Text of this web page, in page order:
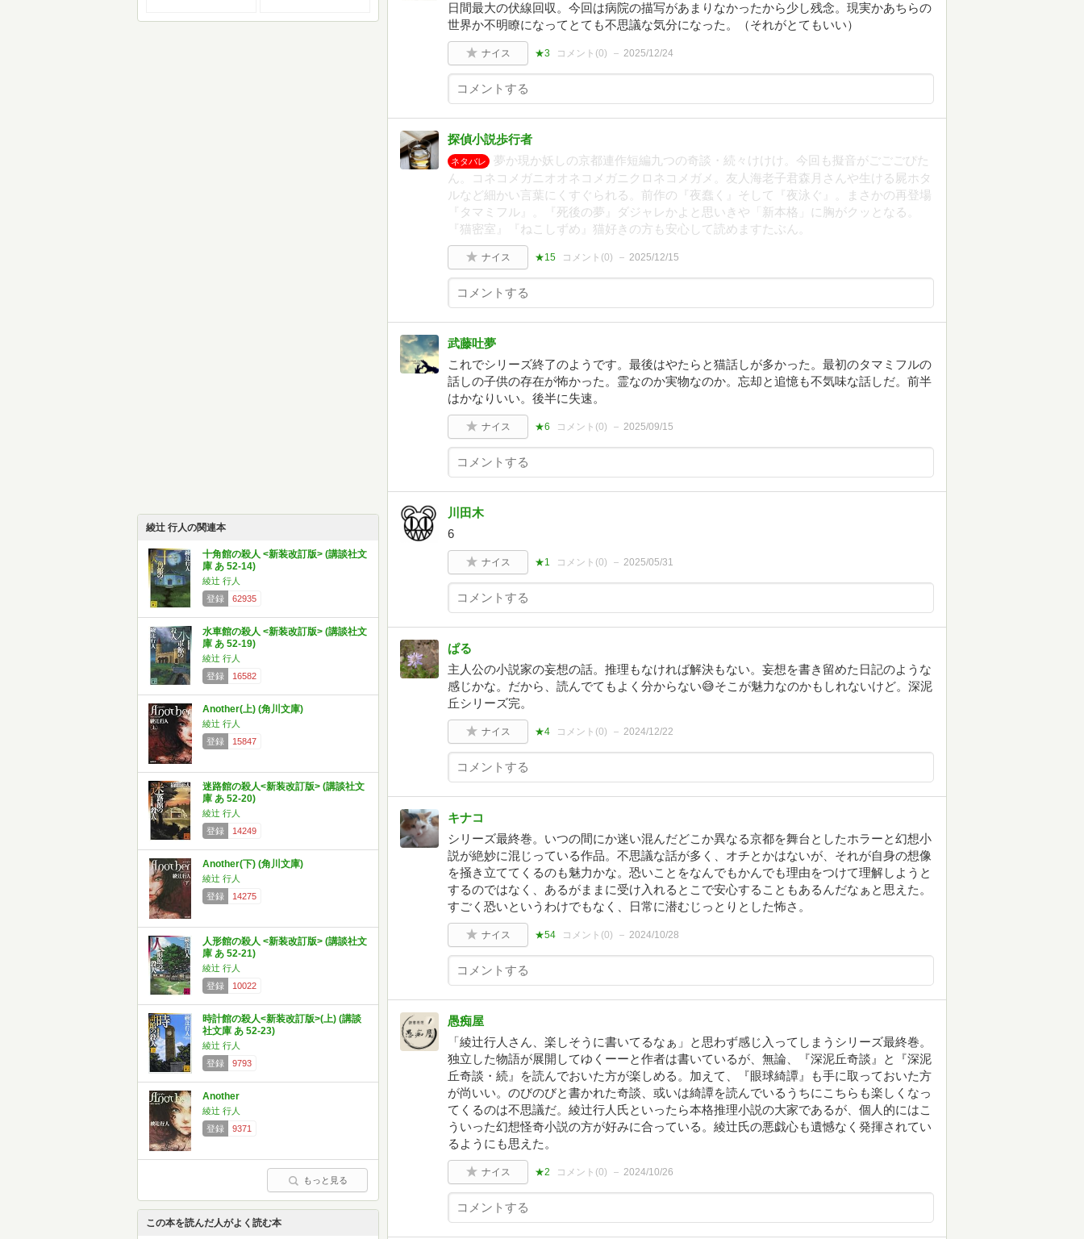
綾辻 行人の関連本
十角館の殺人 <新装改訂版> (講談社文
庫 あ 52-14)
綾辻 行人
登録
62935
水車館の殺人 <新装改訂版> (講談社文
庫 あ 52-19)
綾辻 行人
登録
16582
Another(上) (角川文庫)
綾辻 行人
登録
15847
迷路館の殺人<新装改訂版> (講談社文
庫 あ 52-20)
綾辻 行人
登録
14249
Another(下) (角川文庫)
綾辻 行人
登録
14275
人形館の殺人 <新装改訂版> (講談社文
庫 あ 52-21)
綾辻 行人
登録
10022
時計館の殺人<新装改訂版>(上) (講談
社文庫 あ 52-23)
綾辻 行人
登録
9793
Another
綾辻 行人
登録
9371
もっと見る
この本を読んだ人がよく読む本
日間最大の伏線回収。今回は病院の描写があまりなかったから少し残念。現実かあちらの
世界か不明瞭になってとても不思議な気分になった。（それがとてもいい）
ナイス ★3 コメント(0) 2025/12/24
探偵小説歩行者
ネタバレ
夢か現か妖しの京都連作短編九つの奇談・続々けけけ。今回も擬音がごごごぴた
ん。コネコメガニオオネコメガニクロネコメガメ。友人海老子君森月さんや生ける屍ホタ
ルなど細かい言葉にくすぐられる。前作の『夜蠢く』そして『夜泳ぐ』。まさかの再登場
『タマミフル』。『死後の夢』ダジャレかよと思いきや「新本格」に胸がクッとなる。
『猫密室』『ねこしずめ』猫好きの方も安心して読めますたぶん。
ナイス ★15 コメント(0) 2025/12/15
武藤吐夢
これでシリーズ終了のようです。最後はやたらと猫話しが多かった。最初のタマミフルの
話しの子供の存在が怖かった。霊なのか実物なのか。忘却と追憶も不気味な話しだ。前半
はかなりいい。後半に失速。
ナイス ★6 コメント(0) 2025/09/15
川田木
6
ナイス ★1 コメント(0) 2025/05/31
ぱる
主人公の小説家の妄想の話。推理もなければ解決もない。妄想を書き留めた日記のような
感じかな。だから、読んでてもよく分からない😅そこが魅力なのかもしれないけど。深泥
丘シリーズ完。
ナイス ★4 コメント(0) 2024/12/22
キナコ
シリーズ最終巻。いつの間にか迷い混んだどこか異なる京都を舞台としたホラーと幻想小
説が絶妙に混じっている作品。不思議な話が多く、オチとかはないが、それが自身の想像
を掻き立ててくるのも魅力かな。恐いことをなんでもかんでも理由をつけて理解しようと
するのではなく、あるがままに受け入れるとこで安心することもあるんだなぁと思えた。
すごく恐いというわけでもなく、日常に潜むじっとりとした怖さ。
ナイス ★54 コメント(0) 2024/10/28
愚痴屋
「綾辻行人さん、楽しそうに書いてるなぁ」と思わず感じ入ってしまうシリーズ最終巻。
独立した物語が展開してゆくーーと作者は書いているが、無論、『深泥丘奇談』と『深泥
丘奇談・続』を読んでおいた方が楽しめる。加えて、『眼球綺譚』も手に取っておいた方
が尚いい。のびのびと書かれた奇談、或いは綺譚を読んでいるうちにこちらも楽しくなっ
てくるのは不思議だ。綾辻行人氏といったら本格推理小説の大家であるが、個人的にはこ
ういった幻想怪奇小説の方が好みに合っている。綾辻氏の悪戯心も遺憾なく発揮されてい
るようにも思えた。
ナイス ★2 コメント(0) 2024/10/26